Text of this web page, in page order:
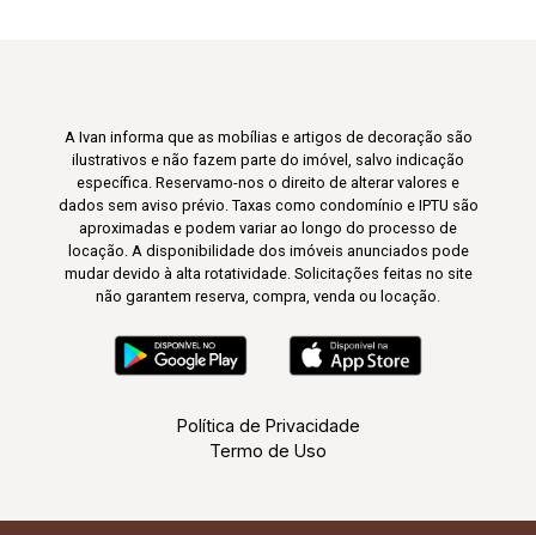
A Ivan informa que as mobílias e artigos de decoração são
ilustrativos e não fazem parte do imóvel, salvo indicação
específica. Reservamo-nos o direito de alterar valores e
dados sem aviso prévio. Taxas como condomínio e IPTU são
aproximadas e podem variar ao longo do processo de
locação. A disponibilidade dos imóveis anunciados pode
mudar devido à alta rotatividade. Solicitações feitas no site
não garantem reserva, compra, venda ou locação.
Política de Privacidade
Termo de Uso